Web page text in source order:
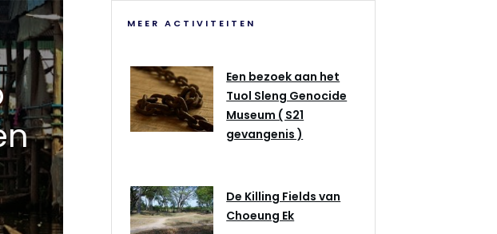
MEER ACTIVITEITEN
Een bezoek aan het
Tuol Sleng Genocide
Museum ( S21
gevangenis )
De Killing Fields van
Choeung Ek